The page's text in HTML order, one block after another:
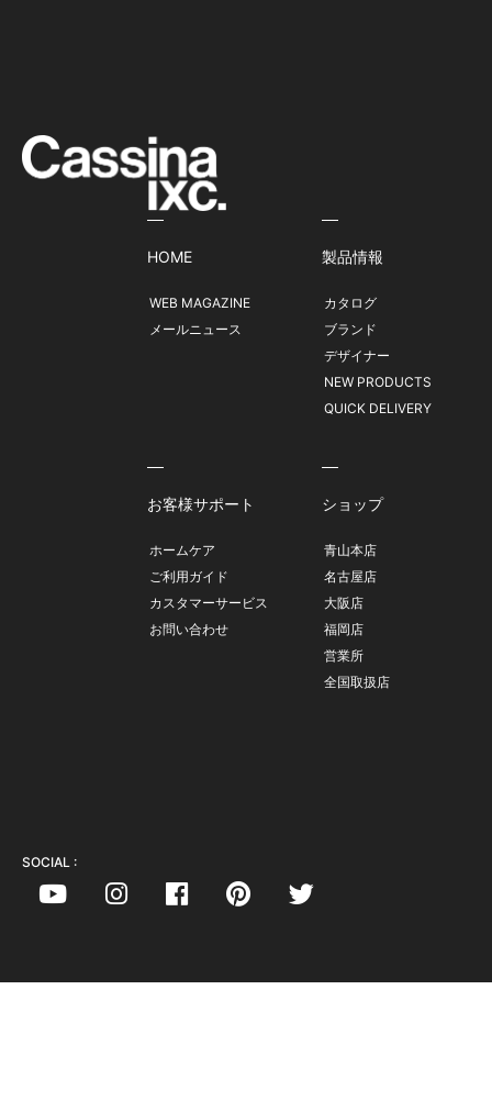
HOME
WEB MAGAZINE
メールニュース
製品情報
カタログ
ブランド
デザイナー
NEW PRODUCTS
QUICK DELIVERY
お客様サポート
ホームケア
ご利用ガイド
カスタマーサービス
お問い合わせ
ショップ
青山本店
名古屋店
大阪店
福岡店
営業所
全国取扱店
SOCIAL :